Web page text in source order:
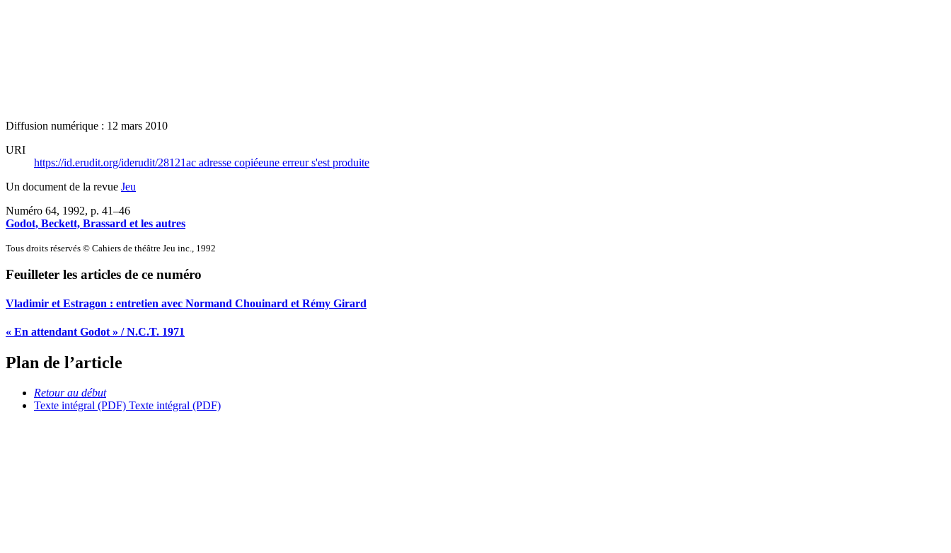
Diffusion numérique : 12 mars 2010
URI
https://id.erudit.org/iderudit/28121ac adresse copiéeune erreur s'est produite
Un document de la revue Jeu
Numéro 64, 1992, p. 41–46
Godot, Beckett, Brassard et les autres
Tous droits réservés © Cahiers de théâtre Jeu inc., 1992
Feuilleter les articles de ce numéro
Vladimir et Estragon : entretien avec Normand Chouinard et Rémy Girard
« En attendant Godot » / N.C.T. 1971
Plan de l’article
Retour au début
Texte intégral (PDF) Texte intégral (PDF)